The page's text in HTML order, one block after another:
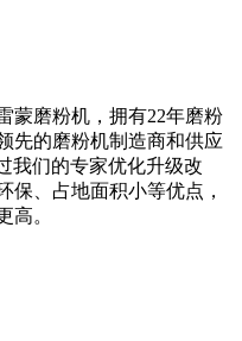
蒙磨粉机，拥有22年磨粉
先的磨粉机制造商和供应
我们的专家优化升级改
保、占地面积小等优点，
高。